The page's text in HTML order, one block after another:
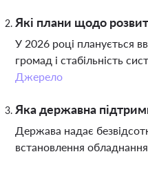
Які плани щодо
У 2026 році планується
громад і стабільність
Джерело
Яка державна
Держава надає
встановлення